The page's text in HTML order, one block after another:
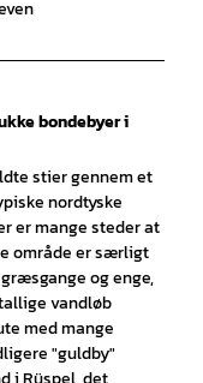
bondebyer i
stier gennem et
nordtyske
er mange steder at
område er særligt
og enge,
vandløb
med mange
"guldby"